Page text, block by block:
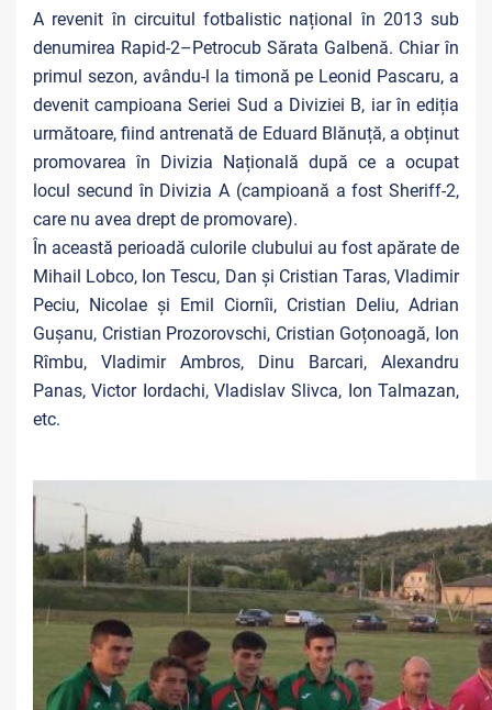
A revenit în circuitul fotbalistic național în 2013 sub
denumirea Rapid-2–Petrocub Sărata Galbenă. Chiar în
primul sezon, avându-l la timonă pe Leonid Pascaru, a
devenit campioana Seriei Sud a Diviziei B, iar în ediția
următoare, fiind antrenată de Eduard Blănuță, a obținut
promovarea în Divizia Națională după ce a ocupat
locul secund în Divizia A (campioană a fost Sheriff-2,
care nu avea drept de promovare).
În această perioadă culorile clubului au fost apărate de
Mihail Lobco, Ion Tescu, Dan și Cristian Taras, Vladimir
Peciu, Nicolae și Emil Ciornîi, Cristian Deliu, Adrian
Gușanu, Cristian Prozorovschi, Cristian Goțonoagă, Ion
Rîmbu, Vladimir Ambros, Dinu Barcari, Alexandru
Panas, Victor Iordachi, Vladislav Slivca, Ion Talmazan,
etc.